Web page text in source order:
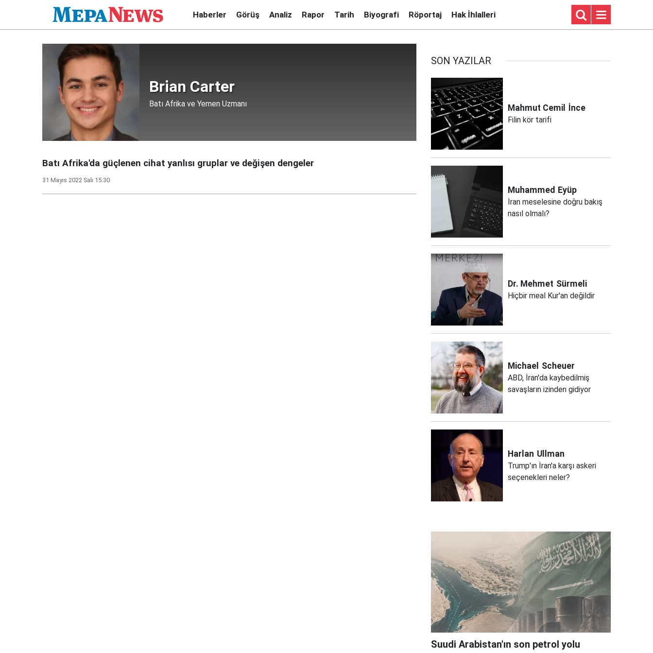
Haberler Görüş Analiz Rapor Tarih Biyografi Röportaj Hak İhlalleri
Brian Carter
Batı Afrika ve Yemen Uzmanı
Batı Afrika'da güçlenen cihat yanlısı gruplar ve değişen dengeler
31 Mayıs 2022 Salı 15:30
SON YAZILAR
Mahmut Cemil İnce
Filin kör tarifi
Muhammed Eyüp
İran meselesine doğru bakış
nasıl olmalı?
Dr. Mehmet Sürmeli
Hiçbir meal Kur'an değildir
Michael Scheuer
ABD, İran'da kaybedilmiş
savaşların izinden gidiyor
Harlan Ullman
Trump'ın İran'a karşı askeri
seçenekleri neler?
Suudi Arabistan'ın son petrol yolu